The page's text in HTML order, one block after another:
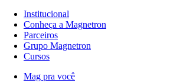
Institucional
Conheça a Magnetron
Parceiros
Grupo Magnetron
Cursos
Mag pra você